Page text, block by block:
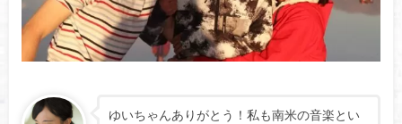
ゆいちゃんありがとう！私も南米の音楽とい